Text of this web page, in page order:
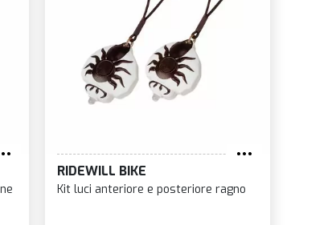
RIDEWILL BIKE
Kit luci anteriore e posteriore ragno